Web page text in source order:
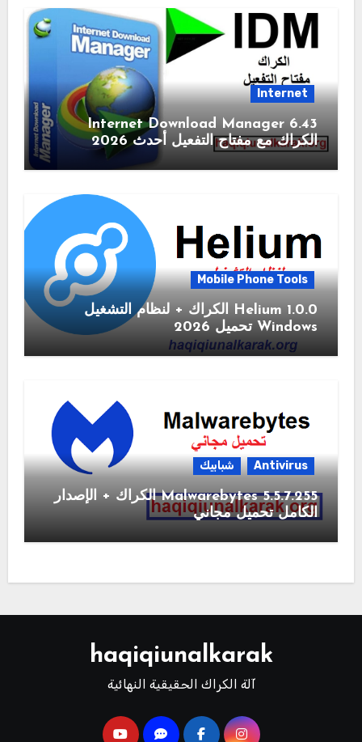
Internet
6.43 Internet Download Manager
الكراك مع مفتاح التفعيل أحدث 2026
Mobile Phone Tools
1.0.0 Helium الكراك + لنظام التشغيل
Windows تحميل 2026
Antivirus شبابيك
Malwarebytes 5.5.7.255 الكراك + الإصدار
الكامل تحميل مجاني
haqiqiunalkarak
آلة الكراك الحقيقية النهائية